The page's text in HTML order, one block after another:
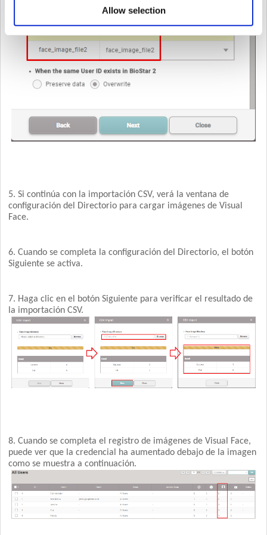
Allow selection
5. Si continúa con la importación CSV, verá la ventana de
configuración del Directorio para cargar imágenes de Visual
Face.
6. Cuando se completa la configuración del Directorio, el botón
Siguiente se activa.
7. Haga clic en el botón Siguiente para verificar el resultado de
la importación CSV.
8. Cuando se completa el registro de imágenes de Visual Face,
puede ver que la credencial ha aumentado debajo de la imagen
como se muestra a continuación.